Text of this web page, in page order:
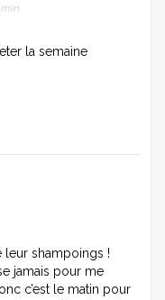
min
la semaine
leur shampoings !
jamais pour me
c’est le matin pour